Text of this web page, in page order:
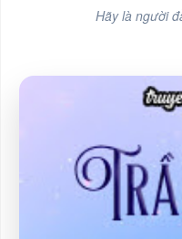
Hãy là người